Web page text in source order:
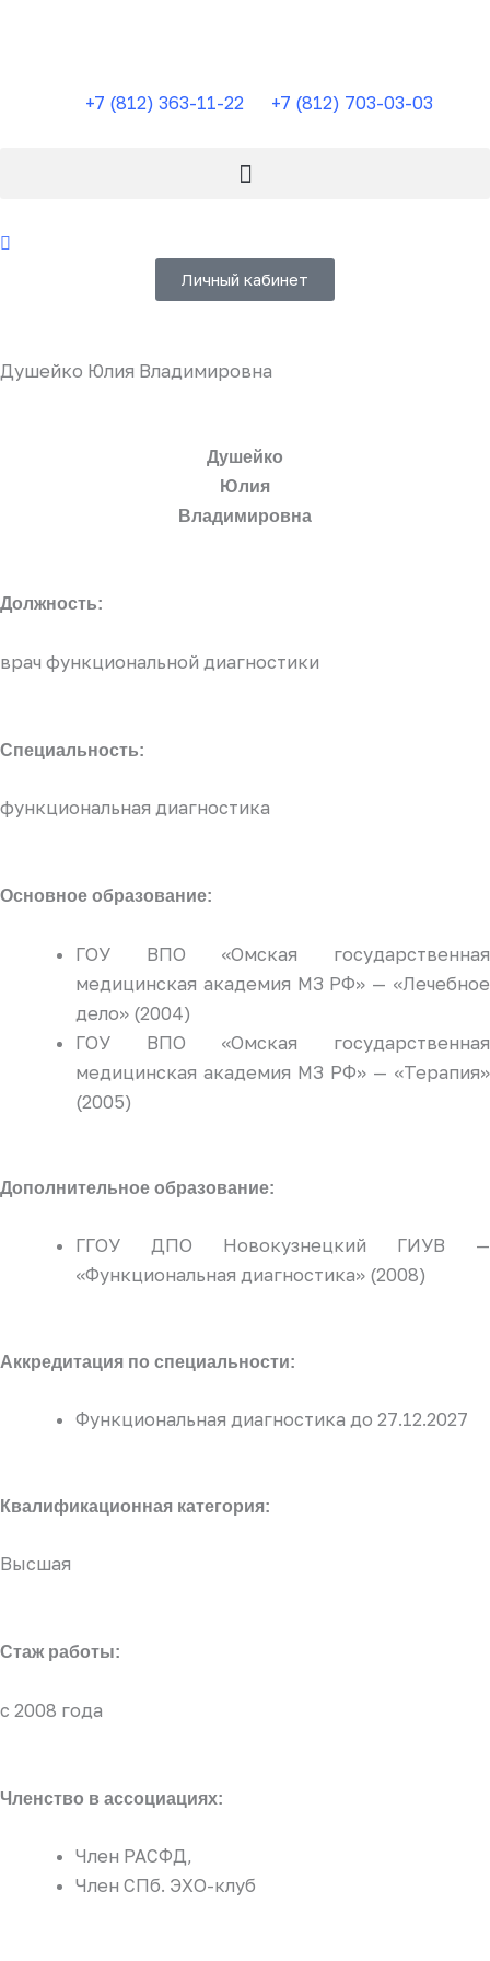
+7 (812) 363-11-22
+7 (812) 703-03-03
Личный кабинет
Душейко Юлия Владимировна
Душейко
Юлия
Владимировна
Должность:
врач функциональной диагностики
Специальность:
функциональная диагностика
Основное образование:
ГОУ ВПО «Омская государственная
медицинская академия МЗ РФ» — «Лечебное
дело» (2004)
ГОУ ВПО «Омская государственная
медицинская академия МЗ РФ» — «Терапия»
(2005)
Дополнительное образование:
ГГОУ ДПО Новокузнецкий ГИУВ —
«Функциональная диагностика» (2008)
Аккредитация по специальности:
Функциональная диагностика до 27.12.2027
Квалификационная категория:
Высшая
Стаж работы:
с 2008 года
Членство в ассоциациях:
Член РАСФД,
Член СПб. ЭХО-клуб